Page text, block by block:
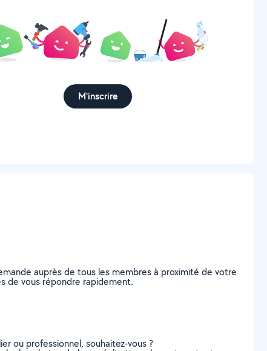
M'inscrire
auprès de tous les membres à proximité de votre
de vous répondre rapidement.
ou professionnel, souhaitez-vous ?